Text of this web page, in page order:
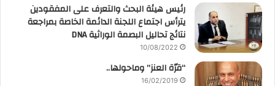
رئيس هيئة البحث والتعرف على المفقودين
يترأس اجتماع اللجنة الدائمة الخاصة بمراجعة
نتائج تحاليل البصمة الوراثية DNA
10/08/2022
“قرّة العنز” وماحولها..
16/02/2019